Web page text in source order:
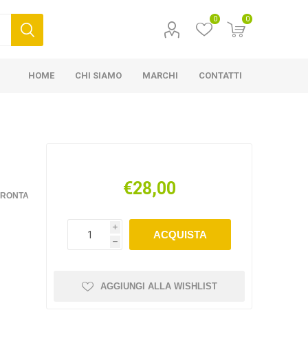
0 0
HOME CHI SIAMO MARCHI CONTATTI
€28,00
i
h
ACQUISTA
AGGIUNGI ALLA WISHLIST